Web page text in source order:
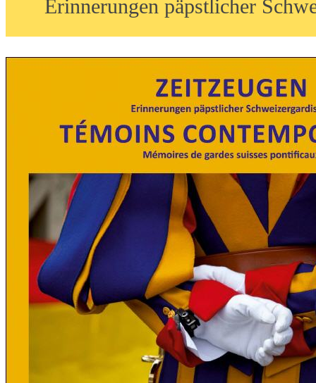
Erinnerungen päpstlicher